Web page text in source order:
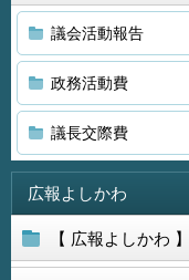
議会活動報告
政務活動費
議長交際費
広報よしかわ
【 広報よしかわ